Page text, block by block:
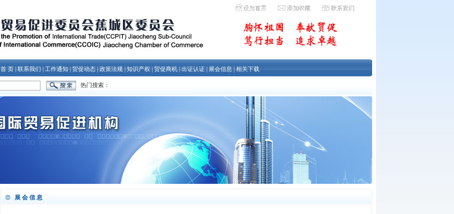
首 页| 联系我们 工作通知 贸促动态| 政策法规| 知识产权 贸促商机| 出证认证| 展会信息 相关下载
热门搜索：
展会信息